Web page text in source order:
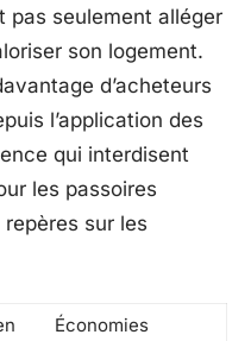
pas seulement alléger
son logement.
d’acheteurs
l’application des
qui interdisent
les passoires
sur les
Économies